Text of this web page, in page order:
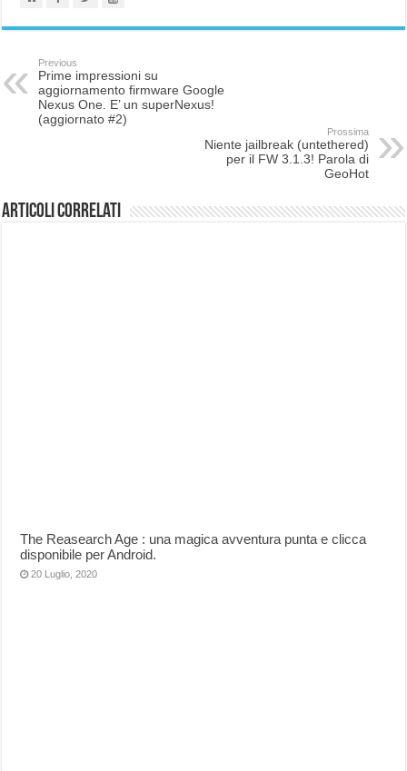
Previous
Prime impressioni su
aggiornamento firmware Google
Nexus One. E’ un superNexus!
(aggiornato #2)
Prossima
Niente jailbreak (untethered)
per il FW 3.1.3! Parola di
GeoHot
Articoli correlati
The Reasearch Age : una magica avventura punta e clicca
disponibile per Android.
20 Luglio, 2020